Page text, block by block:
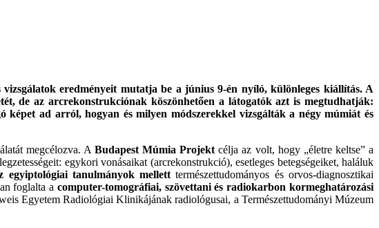
eredményeit mutatja be a június 9-én nyíló, különleges kiállítás. A
de az arcrekonstrukciónak köszönhetően a látogatók azt is megtudhatják:
ad arról, hogyan és milyen módszerekkel vizsgálták a négy múmiát és
megcélozva. A Budapest Múmia Projekt célja az volt, hogy „életre keltse” a
egykori vonásaikat (arcrekonstrukció), esetleges betegségeiket, haláluk
egyiptológiai tanulmányok mellett természettudományos és orvos-diagnosztikai
foglalta a computer-tomográfiai, szövettani és radiokarbon kormeghatározási
Egyetem Radiológiai Klinikájának radiológusai, a Természettudományi Múzeum